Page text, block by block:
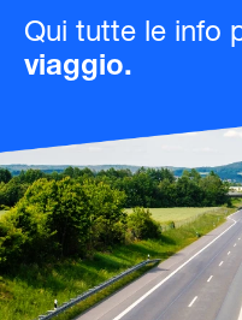
Qui tutte le info
viaggio.